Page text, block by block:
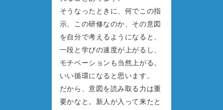
そうなったときに、何でこの指
示、この研修なのか、その意図
を自分で考えるようになると、
一段と学びの速度が上がるし、
モチベーションも当然上がる。
いい循環になると思います。
だから、意図を読み取る力は重
要かなと。新人が入って来たと